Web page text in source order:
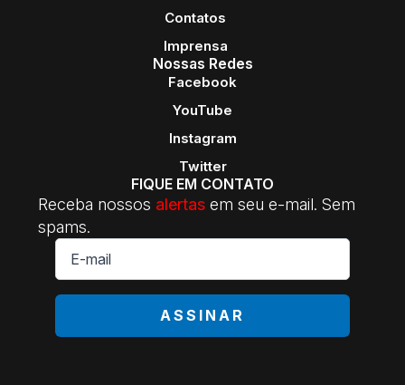
Contatos
Imprensa
Nossas Redes
Facebook
YouTube
Instagram
Twitter
FIQUE EM CONTATO
Receba nossos alertas em seu e-mail. Sem
spams.
E-
mail
*
ASSINAR